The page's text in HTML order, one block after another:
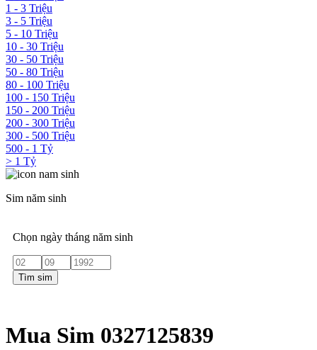
1 - 3 Triệu
3 - 5 Triệu
5 - 10 Triệu
10 - 30 Triệu
30 - 50 Triệu
50 - 80 Triệu
80 - 100 Triệu
100 - 150 Triệu
150 - 200 Triệu
200 - 300 Triệu
300 - 500 Triệu
500 - 1 Tỷ
> 1 Tỷ
Sim năm sinh
Chọn ngày tháng năm sinh
Tìm sim
Mua Sim 0327125839